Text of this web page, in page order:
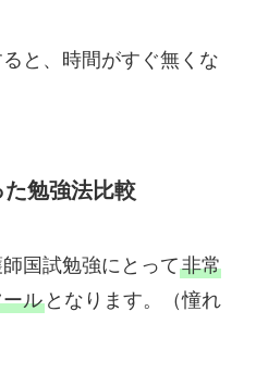
と、時間がすぐ無くな
勉強法比較
国試勉強にとって非常
ルとなります。（憧れ